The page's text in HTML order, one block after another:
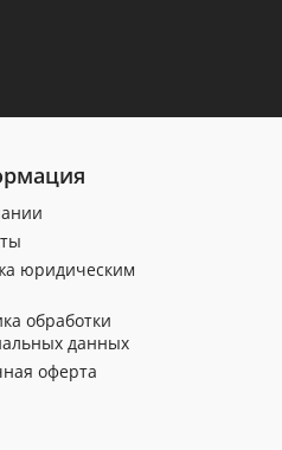
юридическим
обработки
данных
оферта